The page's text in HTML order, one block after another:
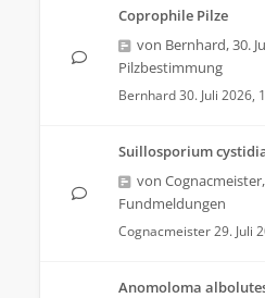
Coprophile Pilze
von Bernhard,30.
Pilzbestimmung
Bernhard30. Juli 2026,
Suillosporium
von Cognacmeister,
Fundmeldungen
Cognacmeister29. Juli
Anomoloma